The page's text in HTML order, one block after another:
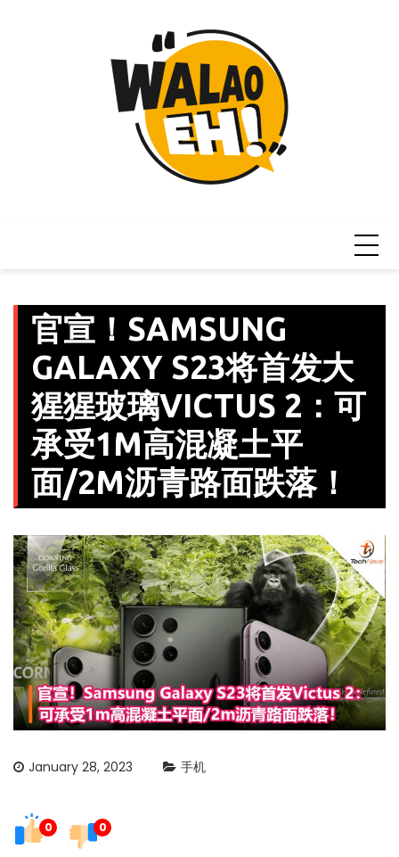
官宣！SAMSUNG
GALAXY S23将首发大
猩猩玻璃VICTUS 2：可
承受1M高混凝土平
面/2M沥青路面跌落！
January 28, 2023 手机
0 0